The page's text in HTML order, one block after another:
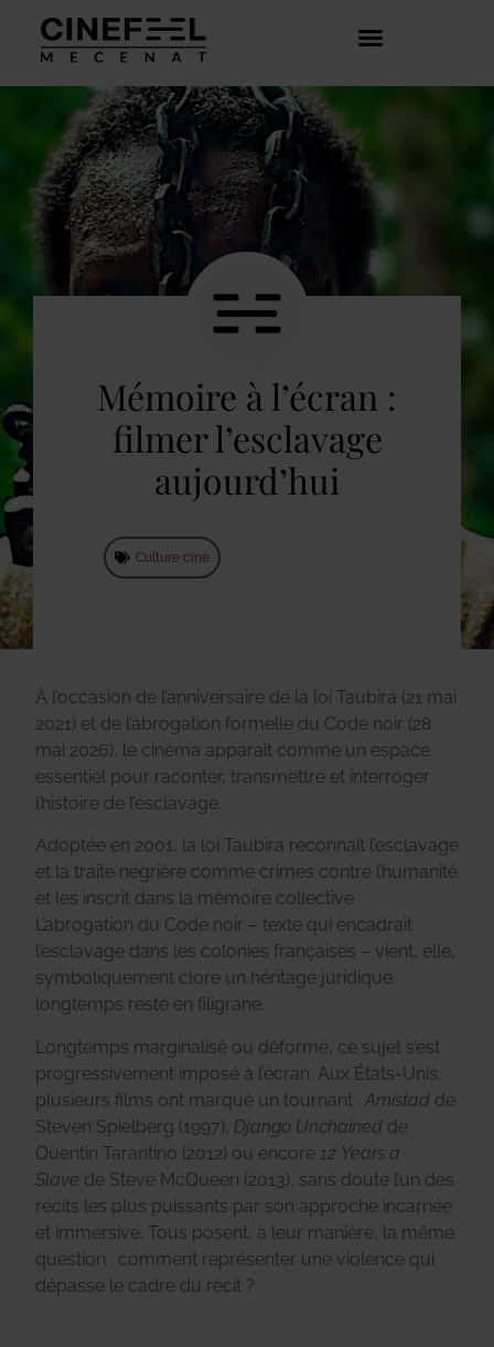
Mémoire à l’écran :
filmer l’esclavage
aujourd’hui
Culture ciné
À l’occasion de l’anniversaire de la loi Taubira (21 mai
2021) et de l’abrogation formelle du Code noir (28
mai 2026), le cinéma apparaît comme un espace
essentiel pour raconter, transmettre et interroger
l’histoire de l’esclavage.
Adoptée en 2001, la loi Taubira reconnaît l’esclavage
et la traite négrière comme crimes contre l’humanité
et les inscrit dans la mémoire collective.
L’abrogation du Code noir – texte qui encadrait
l’esclavage dans les colonies françaises – vient, elle,
symboliquement clore un héritage juridique
longtemps resté en filigrane.
Longtemps marginalisé ou déformé, ce sujet s’est
progressivement imposé à l’écran. Aux États-Unis,
plusieurs films ont marqué un tournant : Amistad de
Steven Spielberg (1997), Django Unchained de
Quentin Tarantino (2012) ou encore 12 Years a
Slave de Steve McQueen (2013), sans doute l’un des
récits les plus puissants par son approche incarnée
et immersive. Tous posent, à leur manière, la même
question : comment représenter une violence qui
dépasse le cadre du récit ?